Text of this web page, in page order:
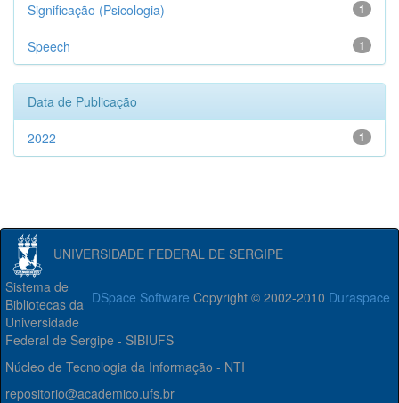
1
Significação (Psicologia)
1
Speech
Data de Publicação
1
2022
UNIVERSIDADE FEDERAL DE SERGIPE
DSpace Software Copyright © 2002-2010 Duraspace
Sistema de
Bibliotecas da
Universidade
Federal de Sergipe - SIBIUFS
Núcleo de Tecnologia da Informação - NTI
repositorio@academico.ufs.br